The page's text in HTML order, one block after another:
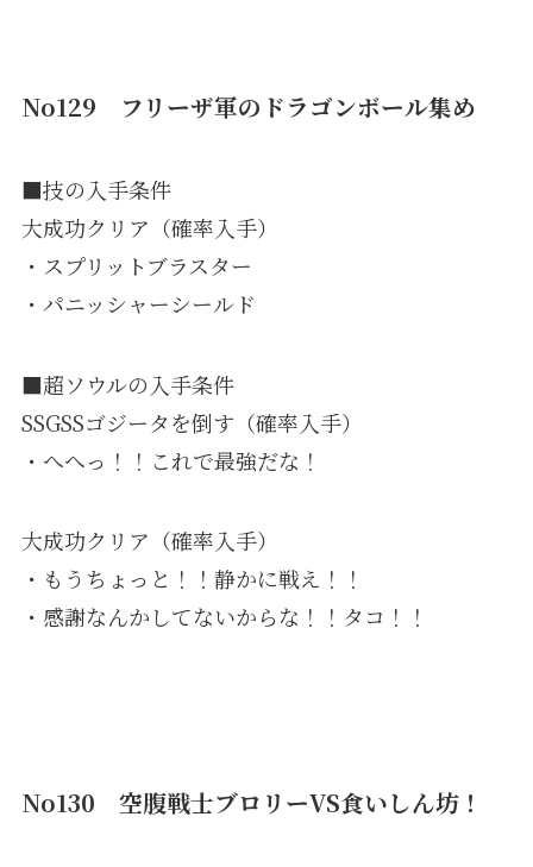
No129 フリーザ軍のドラゴンボール集め
■技の入手条件
大成功クリア（確率入手）
・スプリットブラスター
・パニッシャーシールド
■超ソウルの入手条件
SSGSSゴジータを倒す（確率入手）
・へへっ！！これで最強だな！
大成功クリア（確率入手）
・もうちょっと！！静かに戦え！！
・感謝なんかしてないからな！！タコ！！
No130 空腹戦士ブロリーVS食いしん坊！